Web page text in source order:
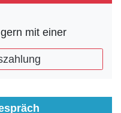
mit einer